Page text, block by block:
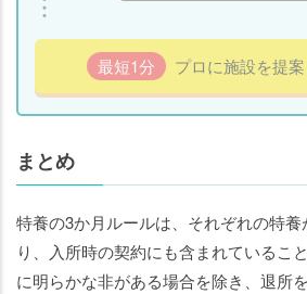
最短1分 プロに施設を提
まとめ
特養の3か月ルールは、それぞれの特
り、入所時の契約にも含まれているこ
に明らかな非がある場合を除き、退所